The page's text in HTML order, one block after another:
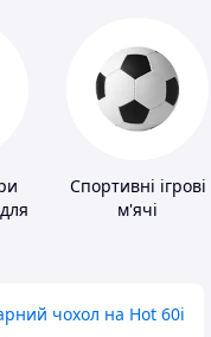
Спортивні ігрові
м'ячі
чохол на Hot 60i